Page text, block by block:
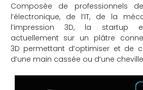
Composée de professionnels
l’électronique, de l’IT, de la
l’impression 3D, la startup
actuellement sur un plâtre
3D permettant d’optimiser et de
d’une main cassée ou d’une